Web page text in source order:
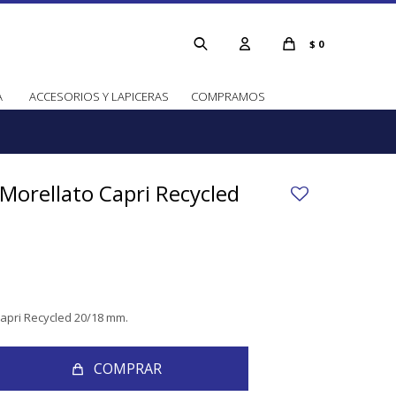
ACCESORIOS Y LAPICERAS COMPRAMOS
$ 0
Capri Recycled
Recycled 20/18 mm.
COMPRAR